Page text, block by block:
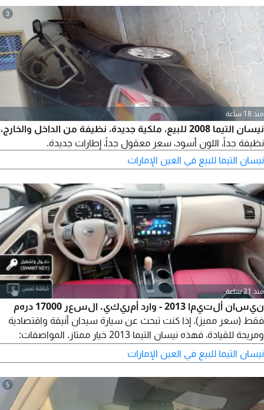
3
منذ 18 ساعة
نيسان التيما 2008 للبيع، ملكية جديدة، نظيفة من الداخل والخارج،
نظيفة جداً، اللون أسود، سعر معقول جداً، إطارات جديدة.
نيسان التيما للبيع في العين الإمارات
منذ 21 ساعة
نيسان ألتيما 2013 - وارد أمريكي. السعر 17000 درهم
فقط (سعر مميز). إذا كنت تبحث عن سيارة سيدان أنيقة واقتصادية
ومريحة للقيادة، فهذه نيسان التيما 2013 خيار ممتاز. المواصفات:
(Smart Key). شاشة لمس. كاميرا خلفية. مقاعد جلد. متاح رقم
الشاصي لفحص جميع الحوادث.
نيسان التيما للبيع في العين الإمارات
5